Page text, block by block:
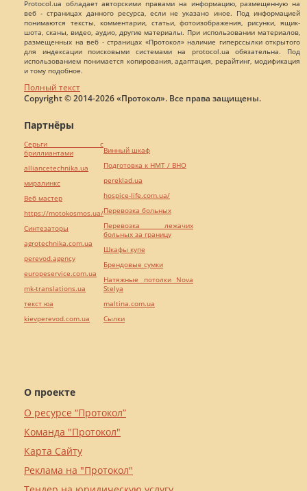
Protocol.ua обладает авторскими правами на информацию, размещенную на
веб - страницах данного ресурса, если не указано иное. Под информацией
понимаются тексты, комментарии, статьи, фотоизображения, рисунки, ящик-
шота, сканы, видео, аудио, другие материалы. При использовании материалов,
размещенных на веб - страницах «Протокол» наличие гиперссылки открытого
для индексации поисковыми системами на protocol.ua обязательна. Под
использованием понимается копирования, адаптация, рерайтинг, модификация
и тому подобное.
Полный текст
Copyright © 2014-2026 «Протокол». Все права защищены.
О проекте
О ресурсе “Протокол”
Команда "Протокол"
Карта Сайту
Реклама на "Протокол"
Партнёры
Серьги с
бриллиантами
alliancetechnika.ua
миралинкс
Веб мастер
https://motokosmos.ua/
Синтезаторы
agrotechnika.com.ua
perevod.agency
europeservice.com.ua
mk-translations.ua
текст юа
kievperevod.com.ua
Винный шкаф
Подготовка к НМТ / ВНО
pereklad.ua
hospice-life.com.ua/
Перевозка больных
Перевозка лежачих
больных за границу
Шкафы купе
Брендовые сумки
Натяжные потолки Nova
Stelya
maltina.com.ua
Cылки